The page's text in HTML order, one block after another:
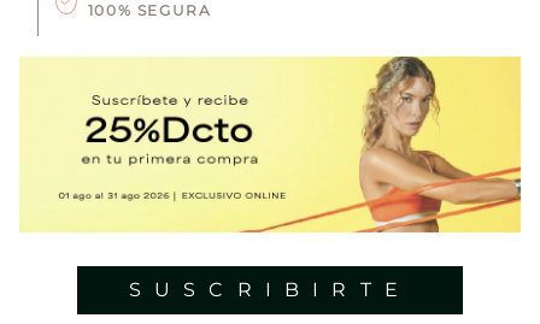
100% SEGURA
SUSCRIBIRTE